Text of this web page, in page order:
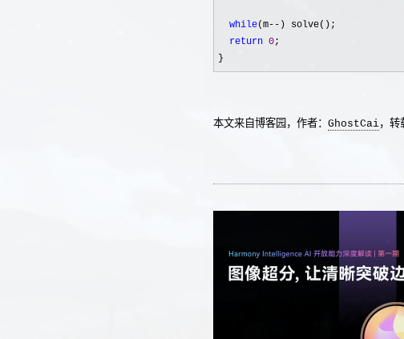
while(m-- ) solve();
return 0;
}
本文来自博客园，作者： GhostCai，转